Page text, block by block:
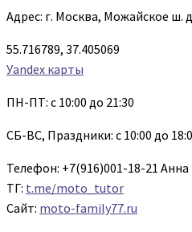
Адрес: г. Москва, Можайское ш.
55.716789, 37.405069
Уandex карты
ПН-ПТ: с 10:00 до 21:30
СБ-ВС, Праздники: с 10:00 до
Телефон: +7(916)001-18-21 Анна
ТГ: t.me/moto_tutor
Сайт: moto-family77.ru